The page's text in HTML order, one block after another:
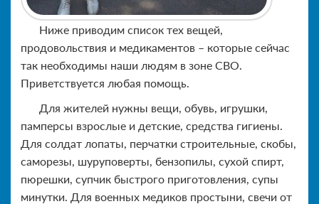
Ниже приводим список тех вещей,
продовольствия и медикаментов – которые сейчас
так необходимы наши людям в зоне СВО.
Приветствуется любая помощь.
Для жителей нужны вещи, обувь, игрушки,
памперсы взрослые и детские, средства гигиены.
Для солдат лопаты, перчатки строительные, скобы,
саморезы, шуруповерты, бензопилы, сухой спирт,
пюрешки, супчик быстрого приготовления, супы
минутки. Для военных медиков простыни, свечи от